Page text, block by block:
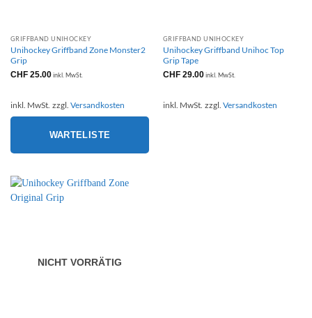
GRIFFBAND UNIHOCKEY
Unihockey Griffband Zone Monster2
Grip
CHF25.00 inkl. MwSt.
inkl. MwSt. zzgl. Versandkosten
WARTELISTE
GRIFFBAND UNIHOCKEY
Unihockey Griffband Unihoc Top
Grip Tape
CHF29.00 inkl. MwSt.
inkl. MwSt. zzgl. Versandkosten
NICHT VORRÄTIG